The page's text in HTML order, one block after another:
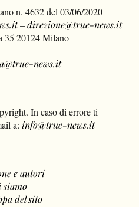
n. 4632 del 03/06/2020
–direzione@true-news.it
35 20124 Milano
news.it
In caso di errore ti
a: info@true-news.it
e autori
siamo
del sito